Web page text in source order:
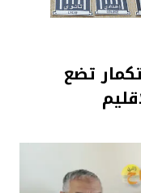
تضع